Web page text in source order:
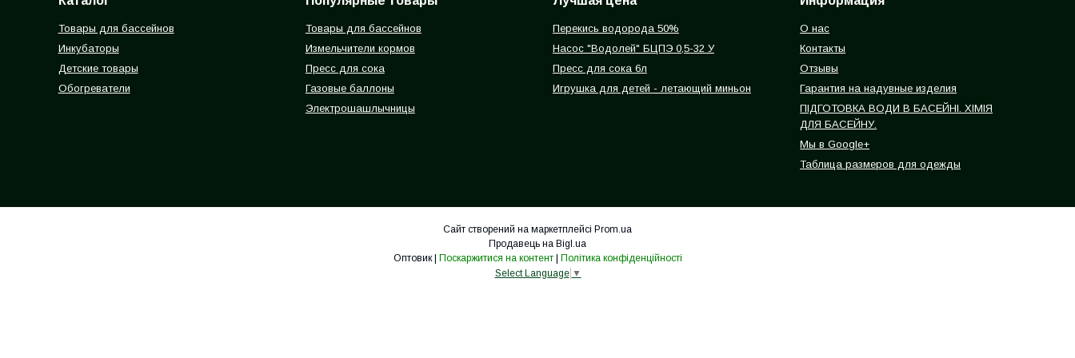
Товары для бассейнов
Инкубаторы
Детские товары
Обогреватели
Товары для бассейнов
Измельчители кормов
Пресс для сока
Газовые баллоны
Электрошашлычницы
Перекись водорода 50%
Насос "Водолей" БЦПЭ 0,5-32 У
Пресс для сока 6л
Игрушка для детей - летающий миньон
О нас
Контакты
Отзывы
Гарантия на надувные изделия
ПІДГОТОВКА ВОДИ В БАСЕЙНІ. ХІМІЯ
ДЛЯ БАСЕЙНУ.
Мы в Google+
Таблица размеров для одежды
Сайт створений на маркетплейсі Prom.ua
Продавець на Bigl.ua
Оптовик | Поскаржитися на контент | Політика конфіденційності
Select Language ▼